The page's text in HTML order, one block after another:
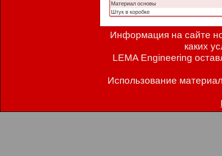
Материал основы
Штук в коробке
Информация на сайте
каких
LEMA Engineering
Использование